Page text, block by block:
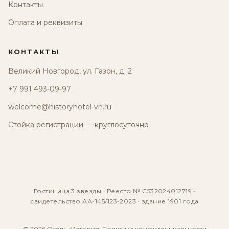
Контакты
Оплата и реквизиты
КОНТАКТЫ
Великий Новгород, ул. Газон, д. 2
+7 991 493-09-97
welcome@historyhotel-vn.ru
Стойка регистрации — круглосуточно
Гостиница 3 звезды · Реестр № С532024012719 ·
свидетельство АА-145/123-2023 · здание 1901 года